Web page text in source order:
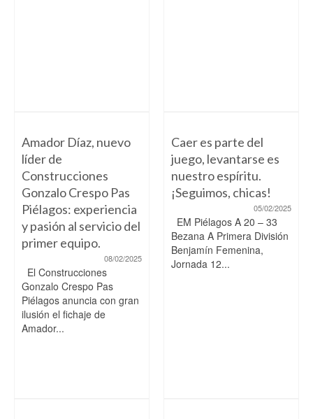
Amador Díaz, nuevo
líder de
Construcciones
Gonzalo Crespo Pas
Piélagos: experiencia
y pasión al servicio del
primer equipo.
08/02/2025
El Construcciones
Gonzalo Crespo Pas
Piélagos anuncia con gran
ilusión el fichaje de
Amador...
Caer es parte del
juego, levantarse es
nuestro espíritu.
¡Seguimos, chicas!
05/02/2025
EM Piélagos A 20 – 33
Bezana A Primera División
Benjamín Femenina,
Jornada 12...